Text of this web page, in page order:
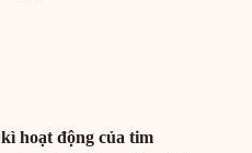
hoạt động của tim